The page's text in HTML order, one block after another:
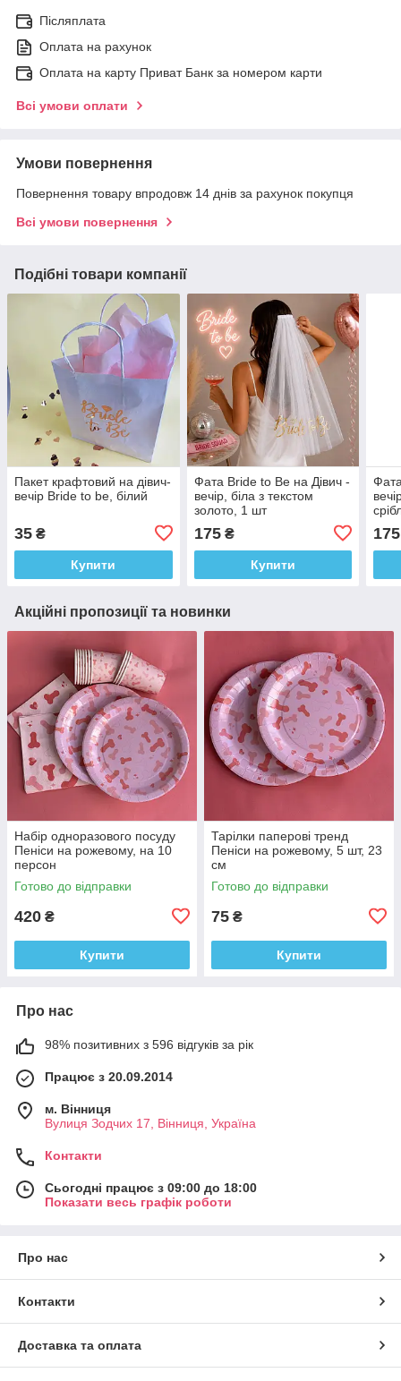
Післяплата
Оплата на рахунок
Оплата на карту Приват Банк за номером карти
Всі умови оплати
Умови повернення
Повернення товару впродовж 14 днів за рахунок покупця
Всі умови повернення
Подібні товари компанії
Пакет крафтовий на дівич-
вечір Bride to be, білий
35 ₴
Купити
Фата Bride to Be на Дівич -
вечір, біла з текстом
золото, 1 шт
175₴
Купити
175
Акційні пропозиції та новинки
Набір одноразового посуду
Пеніси на рожевому, на 10
персон
Готово до відправки
420 ₴
Купити
Тарілки паперові тренд
Пеніси на рожевому, 5 шт, 23
см
Готово до відправки
75 ₴
Купити
Про нас
98% позитивних з 596 відгуків за рік
Працює з 20.09.2014
м. Вінниця
Вулиця Зодчих 17, Вінниця, Україна
Контакти
Сьогодні працює з 09:00 до 18:00
Показати весь графік роботи
Про нас
Контакти
Доставка та оплата